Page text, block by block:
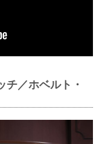
チ／ホベルト・